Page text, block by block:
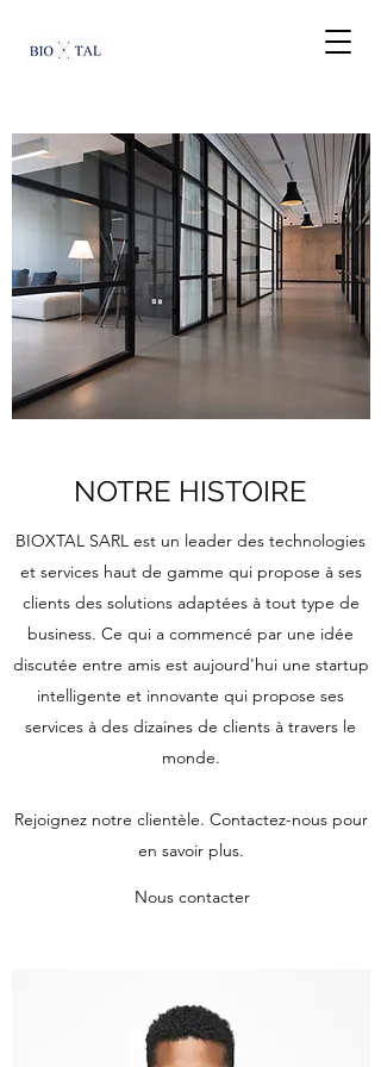
NOTRE HISTOIRE
BIOXTAL SARL est un leader des technologies
et services haut de gamme qui propose à ses
clients des solutions adaptées à tout type de
business. Ce qui a commencé par une idée
discutée entre amis est aujourd'hui une startup
intelligente et innovante qui propose ses
services à des dizaines de clients à travers le
monde.
Rejoignez notre clientèle. Contactez-nous pour
en savoir plus.
Nous contacter
À la recherche des meilleurs talents